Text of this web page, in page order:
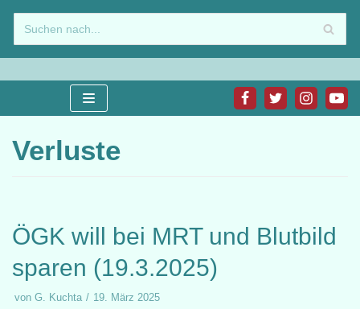
Zum
Inhalt
springen
Verluste
ÖGK will bei MRT und Blutbild
sparen (19.3.2025)
von G. Kuchta 19. März 2025